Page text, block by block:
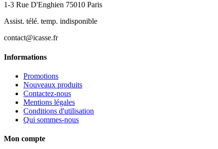
1-3 Rue D'Enghien 75010 Paris
Assist. télé. temp. indisponible
contact@icasse.fr
Informations
Promotions
Nouveaux produits
Contactez-nous
Mentions légales
Conditions d'utilisation
Qui sommes-nous
Mon compte